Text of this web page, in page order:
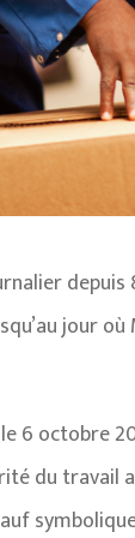
depuis
jour
6 octobre
du travail